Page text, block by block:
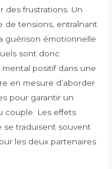
des frustrations. Un
de tensions, entraînant
guérison émotionnelle
sont donc
positif dans une
en mesure d’aborder
pour garantir un
couple. Les effets
se traduisent souvent
les deux partenaires